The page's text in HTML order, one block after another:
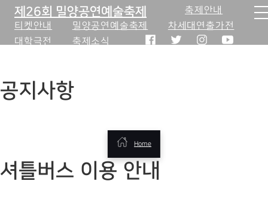
제26회 밀양공연예술축제
축제안내
티켓안내
밀양공연예술축제
차세대연출가전
대학극전
축제소식
공지사항
Home
셔틀버스 이용 안내